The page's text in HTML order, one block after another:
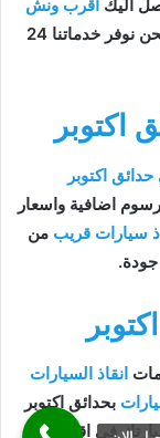
اليك اقرب ونش
علي الفور في اي وقت علي مدار اليوم فنحن نوفر خدماتنا 24
اكتوبر
اكتوبر
اضافية واسعار
سيارات قريب من
انقاذ السيارات
بحدائق اكتوبر
في اقل وقت